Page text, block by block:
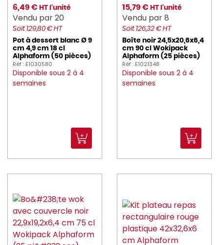
6,49 € HT l'unité
Vendu par 20
Soit 129,80 € HT
Pot à dessert blanc Ø 9
cm 4,9 cm 18 cl
Alphaform (50 pièces)
Réf : E1030580
Disponible sous 2 à 4
semaines
15,79 € HT l'unité
Vendu par 8
Soit 126,32 € HT
Boîte noir 24,5x20,6x6,4
cm 90 cl Wokipack
Alphaform (25 pièces)
Réf : E1021348
Disponible sous 2 à 4
semaines